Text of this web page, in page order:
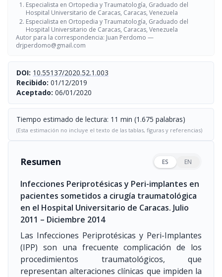
Especialista en Ortopedia y Traumatología, Graduado del
Hospital Universitario de Caracas, Caracas, Venezuela
Especialista en Ortopedia y Traumatología, Graduado del
Hospital Universitario de Caracas, Caracas, Venezuela
Autor para la correspondencia: Juan Perdomo —
drjperdomo@gmail.com
DOI: 10.55137/2020.52.1.003
Recibido: 01/12/2019
Aceptado: 06/01/2020
Tiempo estimado de lectura: 11 min (1.675 palabras)
(Esta estimación no incluye el texto de las tablas, figuras y referencias)
Resumen ES EN
Infecciones Periprotésicas y Peri-implantes en
pacientes sometidos a cirugía traumatológica
en el Hospital Universitario de Caracas. Julio
2011 – Diciembre 2014
Las Infecciones Periprotésicas y Peri-Implantes
(IPP) son una frecuente complicación de los
procedimientos traumatológicos, que
representan alteraciones clínicas que impiden la